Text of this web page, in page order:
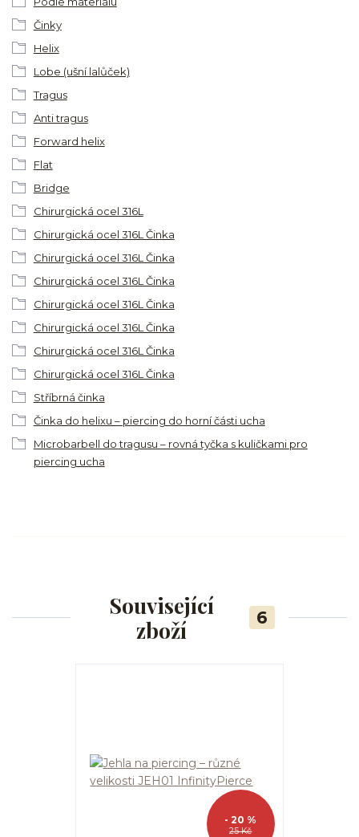
Činky
Helix
Lobe (ušní lalůček)
Tragus
Anti tragus
Forward helix
Flat
Bridge
Chirurgická ocel 316L
Chirurgická ocel 316L Činka
Chirurgická ocel 316L Činka
Chirurgická ocel 316L Činka
Chirurgická ocel 316L Činka
Chirurgická ocel 316L Činka
Chirurgická ocel 316L Činka
Chirurgická ocel 316L Činka
Stříbrná činka
Činka do helixu – piercing do horní části ucha
Microbarbell do tragusu – rovná tyčka s kuličkami pro
piercing ucha
Související
zboží
6
25 Kč
- 20 %